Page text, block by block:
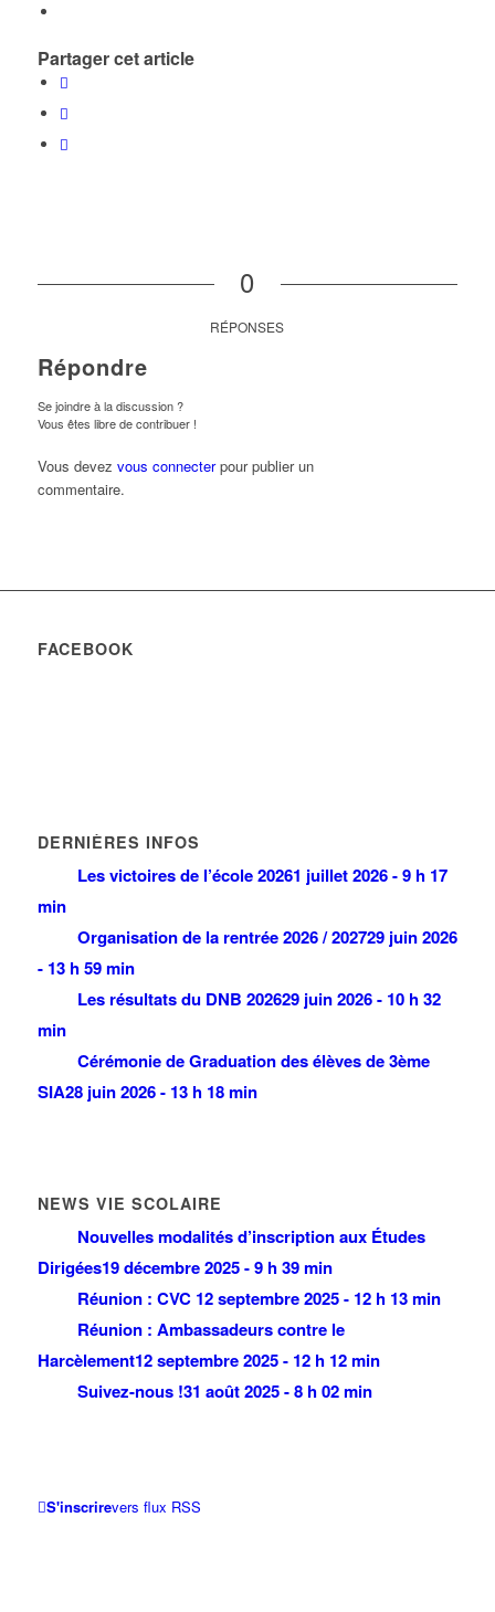
Partager cet article
0
RÉPONSES
Répondre
Se joindre à la discussion ?
Vous êtes libre de contribuer !
Vous devez vous connecterpour publier un
commentaire.
FACEBOOK
DERNIÈRES INFOS
Les victoires de l’école 20261 juillet 2026 - 9 h 17
min
Organisation de la rentrée 2026 / 202729 juin 2026
- 13 h 59 min
Les résultats du DNB 202629 juin 2026 - 10 h 32
min
Cérémonie de Graduation des élèves de 3ème
SIA28 juin 2026 - 13 h 18 min
NEWS VIE SCOLAIRE
Nouvelles modalités d’inscription aux Études
Dirigées19 décembre 2025 - 9 h 39 min
Réunion : CVC 12 septembre 2025 - 12 h 13 min
Réunion : Ambassadeurs contre le
Harcèlement12 septembre 2025 - 12 h 12 min
Suivez-nous !31 août 2025 - 8 h 02 min
S'inscrirevers flux RSS